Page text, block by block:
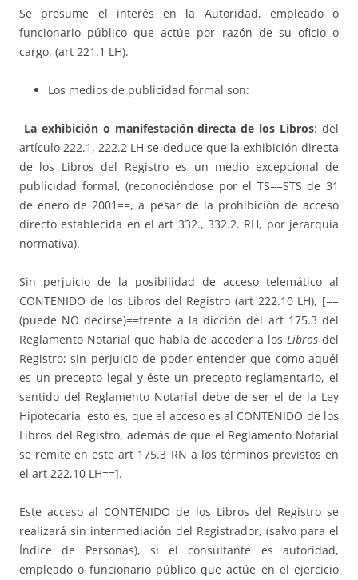
Se presume el interés en la Autoridad, empleado o
funcionario público que actúe por razón de su oficio o
cargo, (art 221.1 LH).
Los medios de publicidad formal son:
La exhibición o manifestación directa de los Libros: del
artículo 222.1, 222.2 LH se deduce que la exhibición directa
de los Libros del Registro es un medio excepcional de
publicidad formal, (reconociéndose por el TS==STS de 31
de enero de 2001==, a pesar de la prohibición de acceso
directo establecida en el art 332., 332.2. RH, por jerarquía
normativa).
Sin perjuicio de la posibilidad de acceso telemático al
CONTENIDO de los Libros del Registro (art 222.10 LH), [==
(puede NO decirse)==frente a la dicción del art 175.3 del
Reglamento Notarial que habla de acceder a los Libros del
Registro; sin perjuicio de poder entender que como aquél
es un precepto legal y éste un precepto reglamentario, el
sentido del Reglamento Notarial debe de ser el de la Ley
Hipotecaria, esto es, que el acceso es al CONTENIDO de los
Libros del Registro, además de que el Reglamento Notarial
se remite en este art 175.3 RN a los términos previstos en
el art 222.10 LH==].
Este acceso al CONTENIDO de los Libros del Registro se
realizará sin intermediación del Registrador, (salvo para el
Índice de Personas), si el consultante es autoridad,
empleado o funcionario público que actúe en el ejercicio